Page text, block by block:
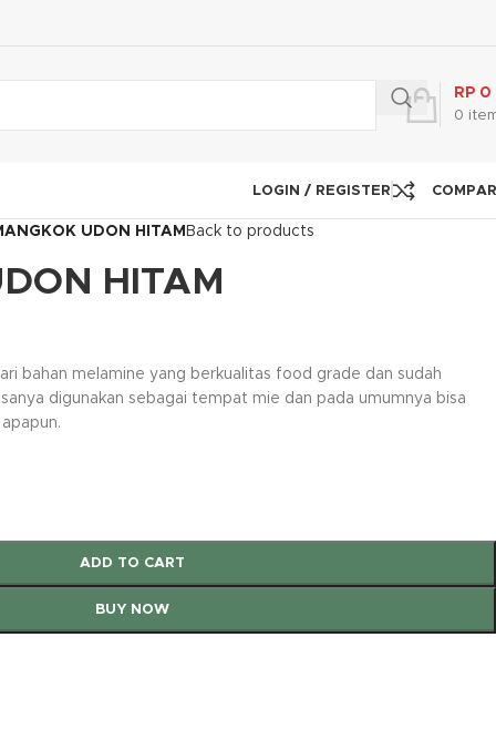
0
RP 0
LOGIN / REGISTER
UDON HITAM Back to products
HITAM
bahan melamine yang berkualitas food grade dan sudah
digunakan sebagai tempat mie dan pada umumnya bisa
ADD TO CART
BUY NOW